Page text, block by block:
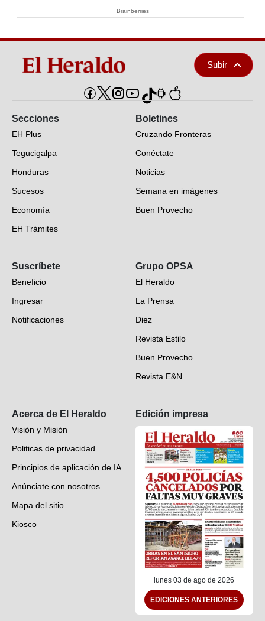
Brainberries
Subir
Secciones
EH Plus
Tegucigalpa
Honduras
Sucesos
Economía
EH Trámites
EH Verifica
Fotogalerías
Deportes
Videos
Boletines
Cruzando Fronteras
Conéctate
Noticias
Semana en imágenes
Buen Provecho
Suscríbete
Beneficio
Ingresar
Notificaciones
Grupo OPSA
El Heraldo
La Prensa
Diez
Revista Estilo
Buen Provecho
Revista E&N
Acerca de El Heraldo
Visión y Misión
Politicas de privacidad
Principios de aplicación de IA
Anúnciate con nosotros
Mapa del sitio
Kiosco
Edición impresa
lunes 03 de ago de 2026
EDICIONES ANTERIORES